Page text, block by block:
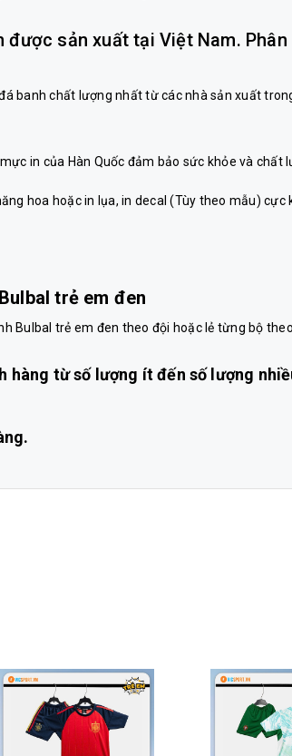
được sản xuất tại Việt Nam. Phân
banh chất lượng nhất từ các nhà sản xuất
in của Hàn Quốc đảm bảo sức khỏe và chất
hoa hoặc in lụa, in decal (Tùy theo mẫu) cực
trẻ em đen
Bulbal trẻ em đen theo đội hoặc lẻ từng bộ
hàng từ số lượng ít đến số lượng